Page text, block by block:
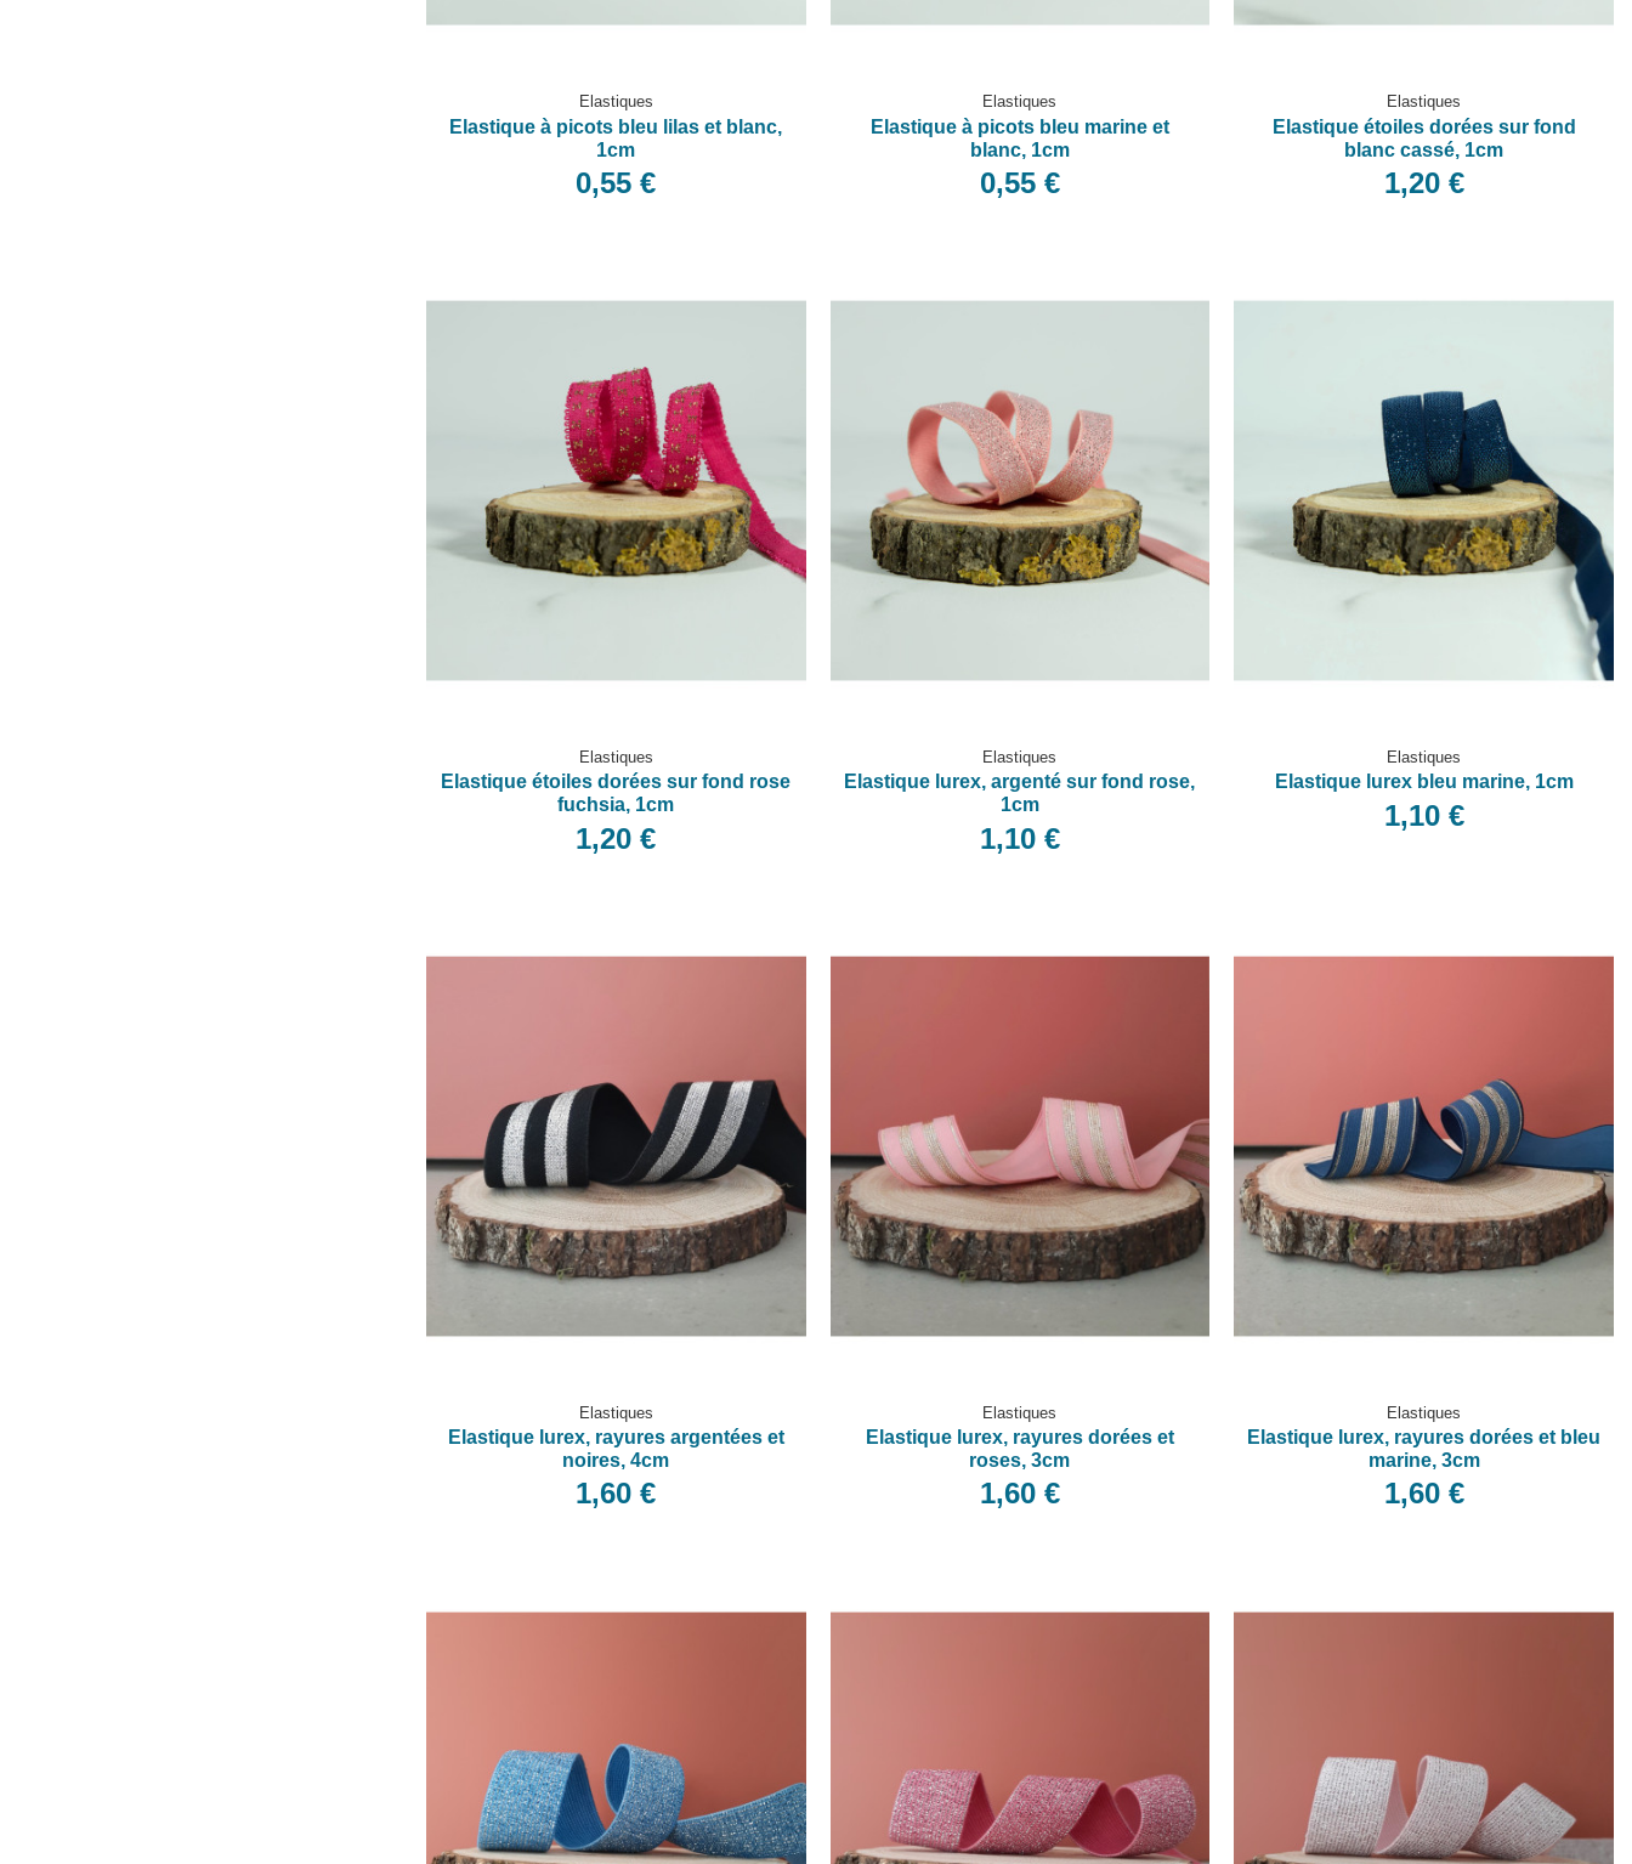
Elastiques
Elastique à picots bleu lilas et blanc,
1cm
0,55 €
Elastiques
Elastique à picots bleu marine et
blanc, 1cm
0,55 €
Elastiques
Elastique étoiles dorées sur fond
blanc cassé, 1cm
1,20 €
Elastiques
Elastique étoiles dorées sur fond rose
fuchsia, 1cm
1,20 €
Elastiques
Elastique lurex, argenté sur fond rose,
1cm
1,10 €
Elastiques
Elastique lurex bleu marine, 1cm
1,10 €
Elastiques
Elastique lurex, rayures argentées et
noires, 4cm
1,60 €
Elastiques
Elastique lurex, rayures dorées et
roses, 3cm
1,60 €
Elastiques
Elastique lurex, rayures dorées et bleu
marine, 3cm
1,60 €